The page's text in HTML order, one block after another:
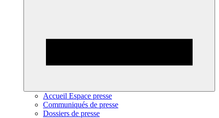
Accueil Espace presse
Communiqués de presse
Dossiers de presse